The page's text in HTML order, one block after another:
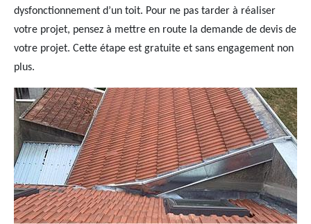
dysfonctionnement d’un toit. Pour ne pas tarder à réaliser
votre projet, pensez à mettre en route la demande de devis de
votre projet. Cette étape est gratuite et sans engagement non
plus.